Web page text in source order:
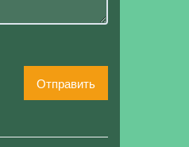
Отправить